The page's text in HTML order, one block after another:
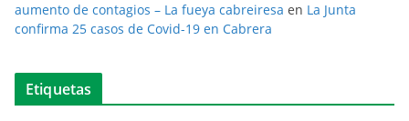
aumento de contagios – La fueya cabreiresa en La Junta
confirma 25 casos de Covid-19 en Cabrera
Etiquetas